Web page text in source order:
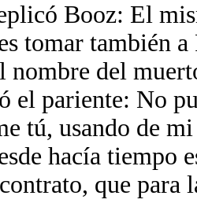
Booz: El
tomar también
nombre del
el pariente: No
tú, usando de
hacía tiempo
que